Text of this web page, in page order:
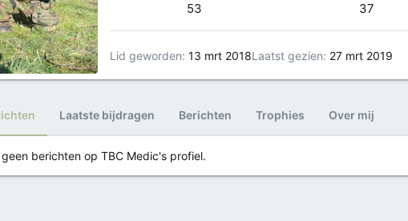
53 37
Lid geworden 13 mrt 2018Laatst gezien 27 mrt 2019
Laatste bijdragen Berichten Trophies Over mij
berichten op TBC Medic's profiel.